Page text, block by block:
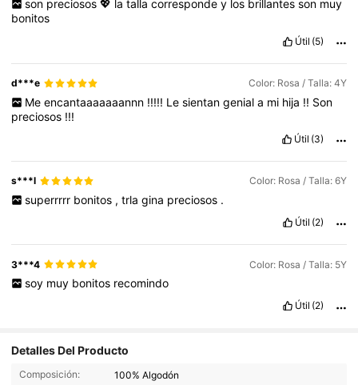
son preciosos 💖 la talla corresponde y los brillantes son muy
bonitos
Útil (5)
d***e Color: Rosa / Talla: 4Y
Me encantaaaaaaannn !!!!! Le sientan genial a mi hija !! Son
preciosos !!!
Útil (3)
s***l Color: Rosa / Talla: 6Y
superrrrr bonitos , trla gina preciosos .
Útil (2)
3***4 Color: Rosa / Talla: 5Y
soy muy bonitos recomindo
Útil (2)
Detalles Del Producto
Composición: 100% Algodón